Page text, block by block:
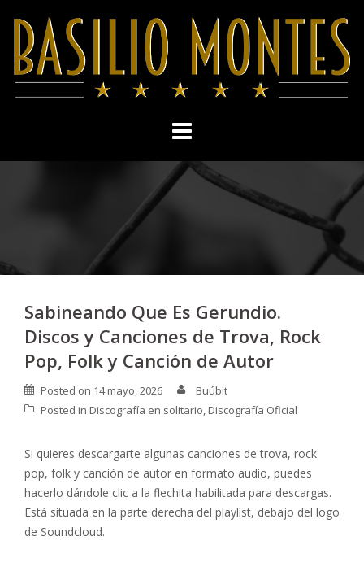
content
Sabineando Que Es Gerundio.
Discos y Canciones de Trova, Rock
Pop, Folk y Canción de Autor
Posted on 14 mayo, 2026
Buúbit
Posted in Discografía en solitario, Discografía Oficial
Si quieres descargarte algunas canciones de trova, rock
pop, folk y canción de autor en formato audio, puedes
hacerlo dándole clic a la flechita habilitada para descargas.
Está situada en la parte derecha del playlist, debajo del logo
de Soundcloud.